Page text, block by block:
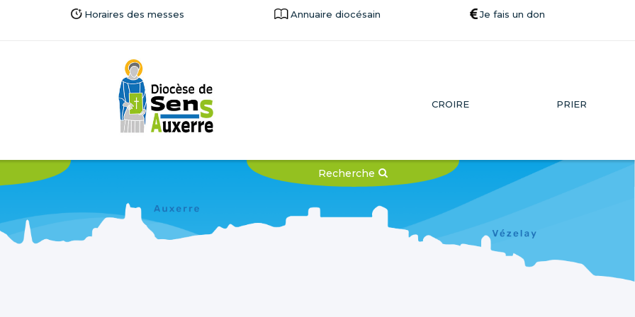
Horaires des messes Annuaire diocésain Je fais un don
CROIRE PRIER
Recherche